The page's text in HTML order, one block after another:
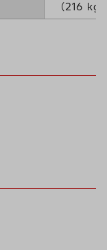
（216 kg